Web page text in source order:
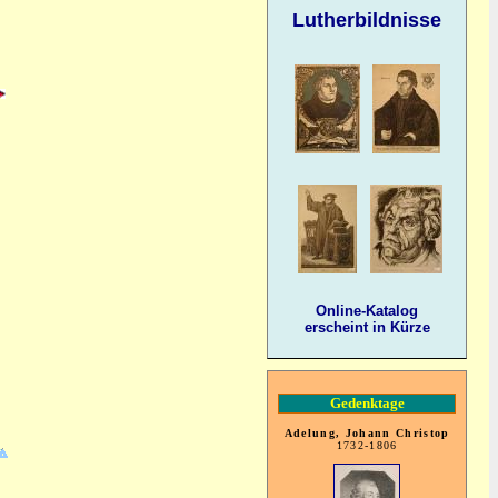
Lutherbildnisse
Online-Katalog
erscheint in Kürze
Gedenktage
Adelung, Johann Christop
1732-1806